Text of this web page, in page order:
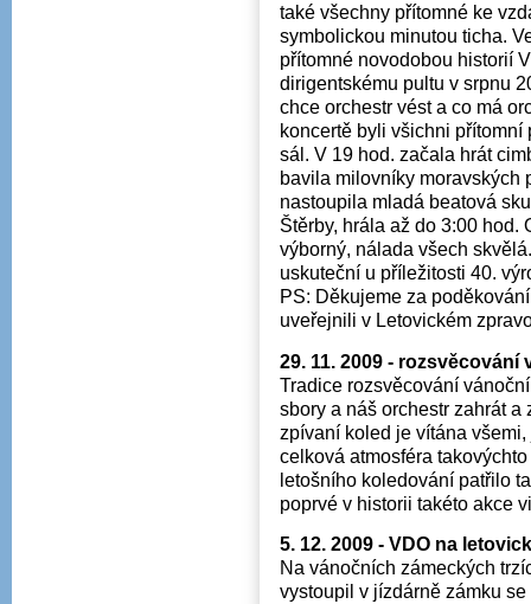
také všechny přítomné ke
symbolickou minutou ticha.
přítomné novodobou historií
dirigentskému pultu v srpnu
chce orchestr vést a co má
koncertě byli všichni
sál. V 19 hod. začala hrát
bavila milovníky moravských
nastoupila mladá beatová
Štěrby, hrála až do 3:00 hod.
výborný, nálada všech
uskuteční u příležitosti 40.
PS: Děkujeme za
uveřejnili v Letovickém
29. 11. 2009 -
Tradice rozsvěcování
sbory a náš orchestr zahrát a
zpívaní koled je vítána
celková atmosféra
letošního koledování patřilo
poprvé v historii takéto akce
5. 12. 2009 - VDO na
Na vánočních zámeckých
vystoupil v jízdárně zámku